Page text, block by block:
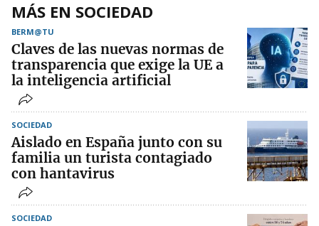
MÁS EN SOCIEDAD
BERM@TU
Claves de las nuevas normas de
transparencia que exige la UE a
la inteligencia artificial
SOCIEDAD
Aislado en España junto con su
familia un turista contagiado
con hantavirus
SOCIEDAD